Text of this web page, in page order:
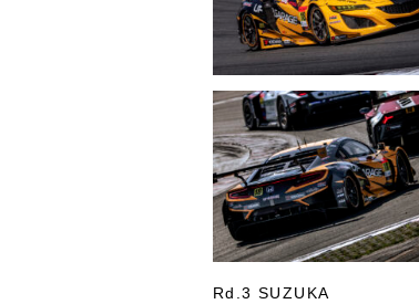
Rd.3 SUZUKA